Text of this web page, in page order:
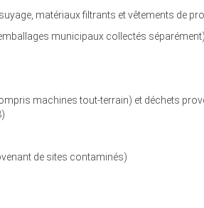
matériaux filtrants et vêtements de
municipaux collectés séparément)
machines tout-terrain) et déchets
de sites contaminés)